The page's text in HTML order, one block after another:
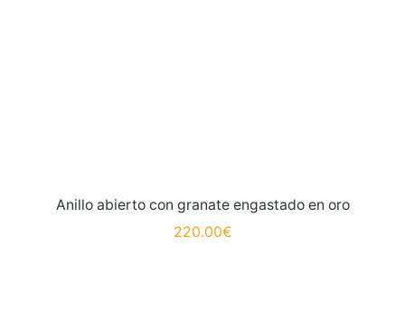
Anillo abierto con granate engastado en oro
220.00€